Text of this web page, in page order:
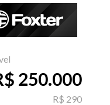
250.000
R$ 290